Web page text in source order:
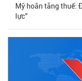
Mỹ hoãn tăng thuế:
lực”